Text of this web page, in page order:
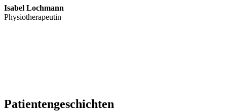
Isabel Lochmann
Physiotherapeutin
Patientengeschichten